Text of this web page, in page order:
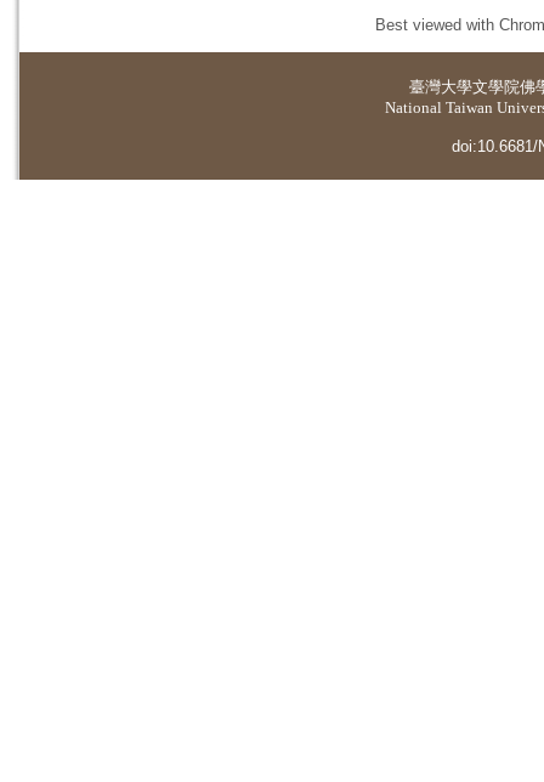
Best viewed with
臺灣大學文學院佛
National Taiwan
doi:10.6681/